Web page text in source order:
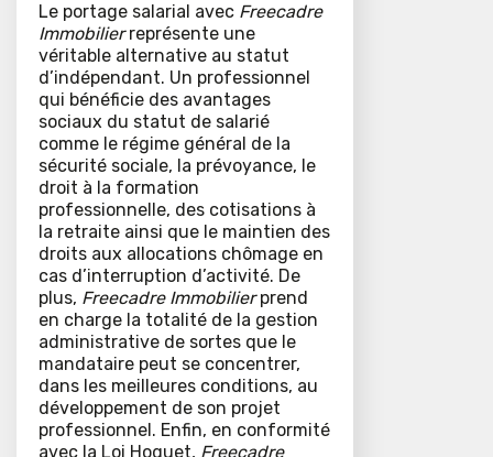
Le portage salarial avec Freecadre
Immobilierreprésente une
véritable alternative au statut
d’indépendant. Un professionnel
qui bénéficie des avantages
sociaux du statut de salarié
comme le régime général de la
sécurité sociale, la prévoyance, le
droit à la formation
professionnelle, des cotisations à
la retraite ainsi que le maintien des
droits aux allocations chômage en
cas d’interruption d’activité. De
plus, Freecadre Immobilierprend
en charge la totalité de la gestion
administrative de sortes que le
mandataire peut se concentrer,
dans les meilleures conditions, au
développement de son projet
professionnel. Enfin, en conformité
avec la Loi Hoguet, Freecadre